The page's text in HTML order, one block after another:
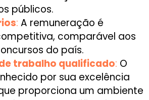
públicos.
: A remuneração é
comparável aos
do país.
trabalho qualificado: O
por sua excelência
proporciona um ambiente